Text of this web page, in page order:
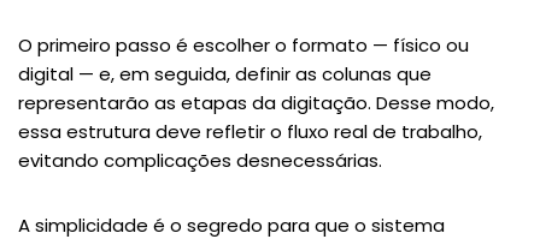
O primeiro passo é escolher o formato — físico ou
digital — e, em seguida, definir as colunas que
representarão as etapas da digitação. Desse modo,
essa estrutura deve refletir o fluxo real de trabalho,
evitando complicações desnecessárias.
A simplicidade é o segredo para que o sistema